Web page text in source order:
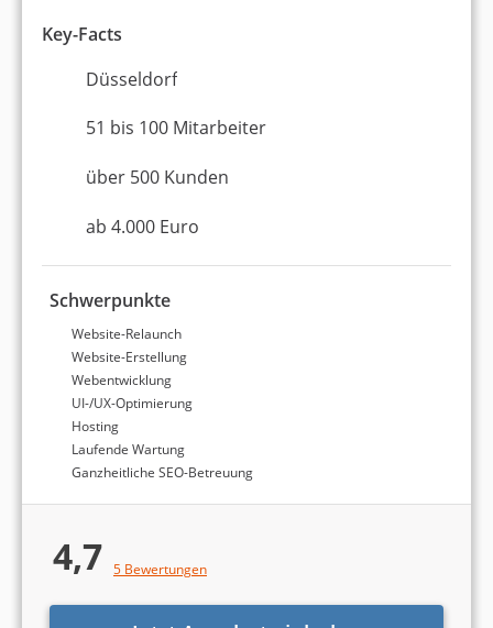
Die Berechnung des Rankings der besten
Agenturtipp.de- und Google-Bewertungen. Mehr
Detailanalyse allerWebdesign-Agenturen
Top 3 Webdesign-
Agenturen in Düsseldorf
Platz 1 in Düsseldorf
CSW.AGENCY
Düsseldorf
ab 4.000 Euro (einmaliges
Key-Facts
Düsseldorf
51 bis 100 Mitarbeiter
über 500 Kunden
ab 4.000 Euro
Schwerpunkte
Website-Relaunch
Website-Erstellung
Webentwicklung
UI-/UX-Optimierung
Hosting
Laufende Wartung
Ganzheitliche SEO-Betreuung
4,7 5 Bewertungen